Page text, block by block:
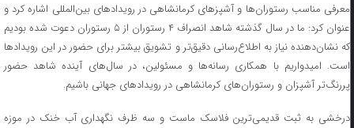
معرفی مناسب رستوران‌ها و آشپزهای کرمانشاهی در رویدادهای بین‌المللی اشاره کرد و
عنوان کرد: ما در سال گذشته شاهد انصراف ۴ رستوران از ۵ رستوران دعوت شده بودیم
که نشان‌دهنده نیاز به اطلاع‌رسانی دقیق‌تر و تشویق بیشتر برای حضور در این رویدادها
است. امیدواریم با همکاری رسانه‌ها و مسئولین، در سال‌های آینده شاهد حضور
پررنگ‌تر آشپزان و رستوران‌های کرمانشاهی در رویدادهای جهانی باشیم.
درخشی به ثبت قدیمی‌ترین فلاسک ماست و سه ظرف نگهداری آب خنک در موزه